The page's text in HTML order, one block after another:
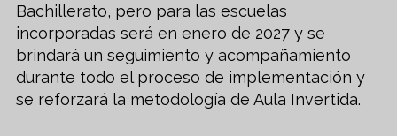
Bachillerato, pero para las escuelas
incorporadas será en enero de 2027 y se
brindará un seguimiento y acompañamiento
durante todo el proceso de implementación y
se reforzará la metodología de Aula Invertida.